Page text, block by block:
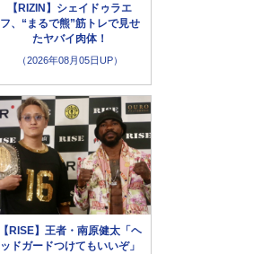
【RIZIN】シェイドゥラエ
フ、“まるで熊”筋トレで見せ
たヤバイ肉体！
（2026年08月05日UP）
【RISE】王者・南原健太「ヘ
ッドガードつけてもいいぞ」